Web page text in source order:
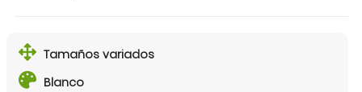
Tamaños variados
Blanco